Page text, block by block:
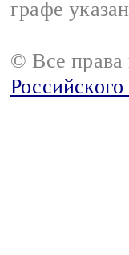
графе
© Все права